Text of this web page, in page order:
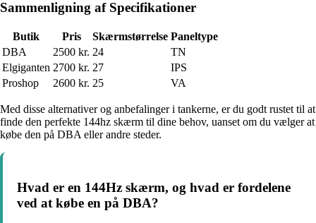
Sammenligning af Specifikationer
Butik Pris Skærmstørrelse Paneltype
DBA
2500 kr. 24
TN
Elgiganten 2700 kr. 27
IPS
Proshop
2600 kr. 25 VA
Med disse alternativer og anbefalinger i tankerne, er du godt rustet til at
finde den perfekte 144hz skærm til dine behov, uanset om du vælger at
købe den på DBA eller andre steder.
Hvad er en 144Hz skærm, og hvad er fordelene
ved at købe en på DBA?